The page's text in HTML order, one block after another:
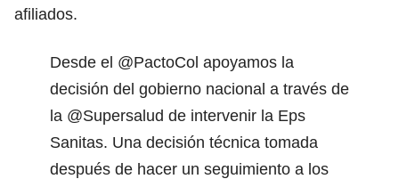
afiliados.
Desde el @PactoCol apoyamos la
decisión del gobierno nacional a través de
la @Supersalud de intervenir la Eps
Sanitas. Una decisión técnica tomada
después de hacer un seguimiento a los